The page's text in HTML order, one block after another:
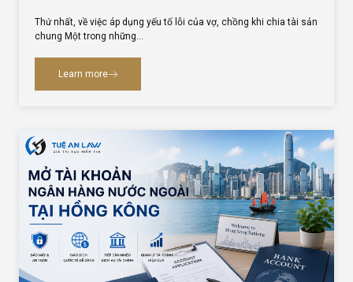
Thứ nhất, về việc áp dụng yếu tố lỗi của vợ, chồng khi chia tài sản
chung Một trong những…
Learn more